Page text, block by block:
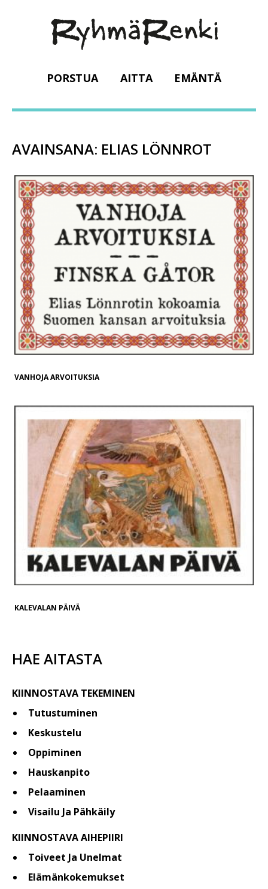
PORSTUA AITTA EMÄNTÄ
AVAINSANA: ELIAS LÖNNROT
VANHOJA ARVOITUKSIA
KALEVALAN PÄIVÄ
HAE AITASTA
KIINNOSTAVA TEKEMINEN
Tutustuminen
Keskustelu
Oppiminen
Hauskanpito
Pelaaminen
Visailu Ja Pähkäily
KIINNOSTAVA AIHEPIIRI
Toiveet Ja Unelmat
Elämänkokemukset